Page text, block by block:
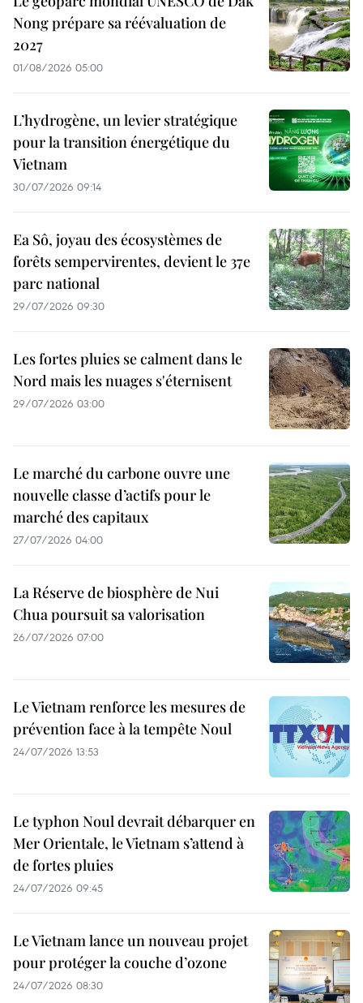
Nong prépare sa réévaluation de
2027
01/08/2026 05:00
L’hydrogène, un levier stratégique
pour la transition énergétique du
Vietnam
30/07/2026 09:14
Ea Sô, joyau des écosystèmes de
forêts sempervirentes, devient le 37e
parc national
29/07/2026 09:30
Les fortes pluies se calment dans le
Nord mais les nuages s'éternisent
29/07/2026 03:00
Le marché du carbone ouvre une
nouvelle classe d’actifs pour le
marché des capitaux
27/07/2026 04:00
La Réserve de biosphère de Nui
Chua poursuit sa valorisation
26/07/2026 07:00
Le Vietnam renforce les mesures de
prévention face à la tempête Noul
24/07/2026 13:53
Le typhon Noul devrait débarquer en
Mer Orientale, le Vietnam s’attend à
de fortes pluies
24/07/2026 09:45
Le Vietnam lance un nouveau projet
pour protéger la couche d’ozone
24/07/2026 08:30